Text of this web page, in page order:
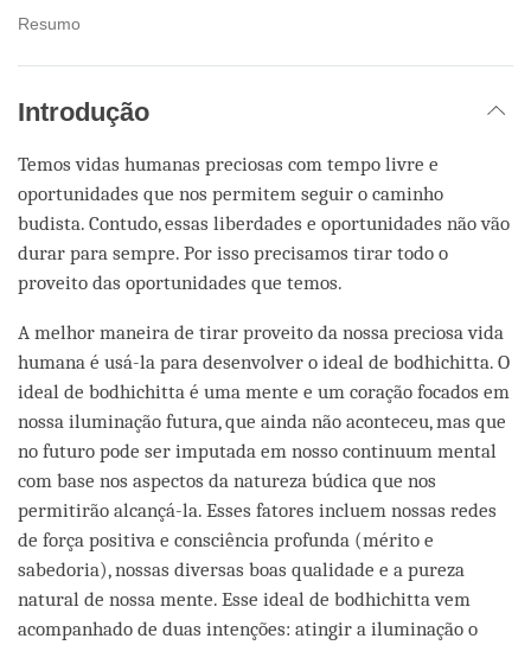
Resumo
Introdução
Temos vidas humanas preciosas com tempo livre e
oportunidades que nos permitem seguir o caminho
budista. Contudo, essas liberdades e oportunidades não vão
durar para sempre. Por isso precisamos tirar todo o
proveito das oportunidades que temos.
A melhor maneira de tirar proveito da nossa preciosa vida
humana é usá-la para desenvolver o ideal de bodhichitta. O
ideal de bodhichitta é uma mente e um coração focados em
nossa iluminação futura, que ainda não aconteceu, mas que
no futuro pode ser imputada em nosso continuum mental
com base nos aspectos da natureza búdica que nos
permitirão alcançá-la. Esses fatores incluem nossas redes
de força positiva e consciência profunda (mérito e
sabedoria), nossas diversas boas qualidade e a pureza
natural de nossa mente. Esse ideal de bodhichitta vem
acompanhado de duas intenções: atingir a iluminação o